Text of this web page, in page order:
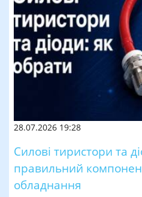
28.07.2026 19:28
Силові тиристори та
правильний
обладнання